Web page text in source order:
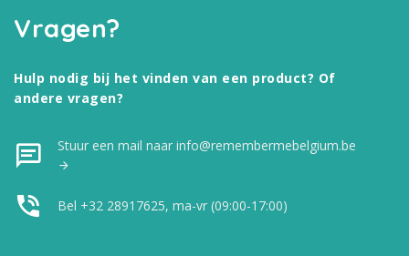
Vragen?
Hulp nodig bij het vinden van een product? Of
andere vragen?
Stuur een mail naar info@remembermebelgium.be
Bel +32 28917625, ma-vr (09:00-17:00)